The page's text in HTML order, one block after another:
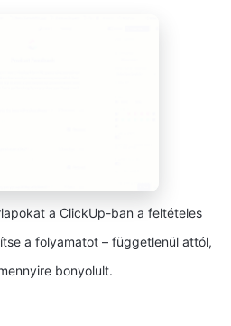
a ClickUp-ban a feltételes
a folyamatot – függetlenül attól,
bonyolult.